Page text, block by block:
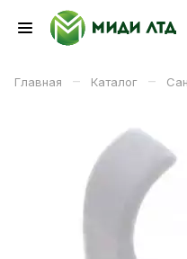
Главная – Каталог –